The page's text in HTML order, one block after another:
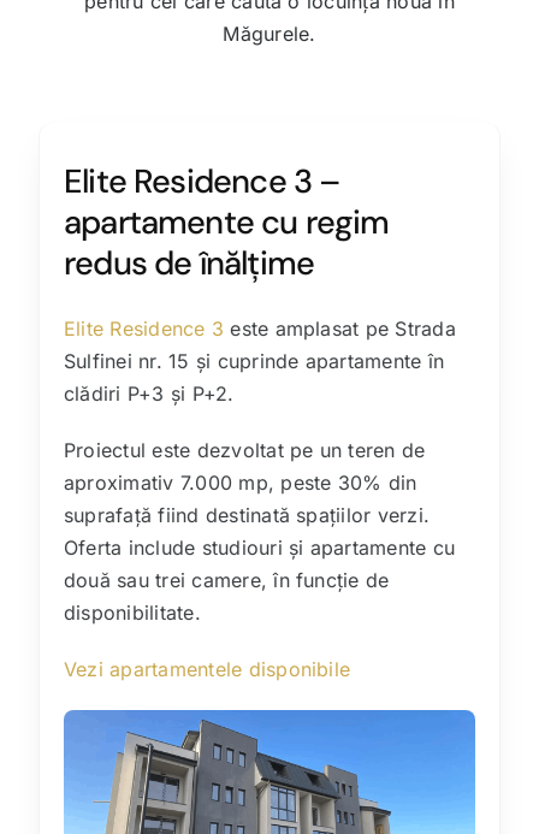
Măgurele.
Elite Residence 3 –
apartamente cu regim
redus de înălțime
Elite Residence 3 este amplasat pe Strada
Sulfinei nr. 15 și cuprinde apartamente în
clădiri P+3 și P+2.
Proiectul este dezvoltat pe un teren de
aproximativ 7.000 mp, peste 30% din
suprafață fiind destinată spațiilor verzi.
Oferta include studiouri și apartamente cu
două sau trei camere, în funcție de
disponibilitate.
Vezi apartamentele disponibile